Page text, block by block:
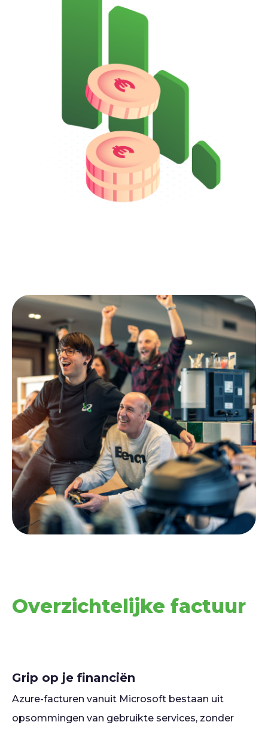
Overzichtelijke factuur
Grip op je financiën
Azure-facturen vanuit Microsoft bestaan uit
opsommingen van gebruikte services, zonder